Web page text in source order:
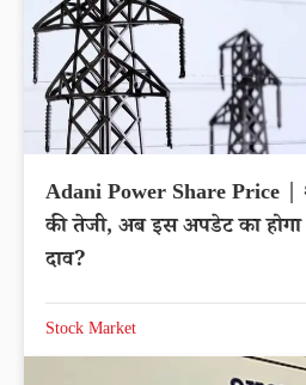
Adani Power Share Price |
की तेजी, अब इस अपडेट का
दाव?
Stock Market